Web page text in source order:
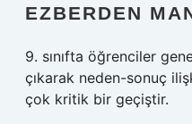
EZBERDEN
9. sınıfta öğrenciler
çıkarak neden-sonuç
çok kritik bir geçiştir.